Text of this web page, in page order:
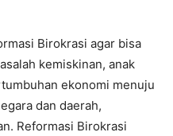
Birokrasi agar bisa
kemiskinan, anak
ekonomi menuju
dan daerah,
Reformasi Birokrasi